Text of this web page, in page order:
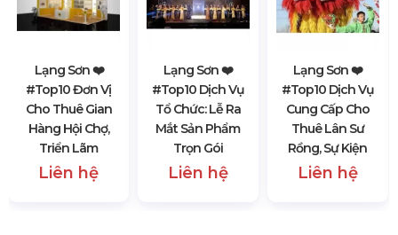
Lạng Sơn ❤️️
#top10 Đơn Vị
Cho Thuê Gian
Hàng Hội Chợ,
Triển Lãm
Liên hệ
Lạng Sơn ❤️️
#top10 Dịch Vụ
Tổ Chức: Lễ Ra
Mắt Sản Phẩm
Trọn Gói
Liên hệ
Lạng Sơn ❤️️
#top10 Dịch Vụ
Cung Cấp Cho
Thuê Lân Sư
Rồng, Sự Kiện
Liên hệ